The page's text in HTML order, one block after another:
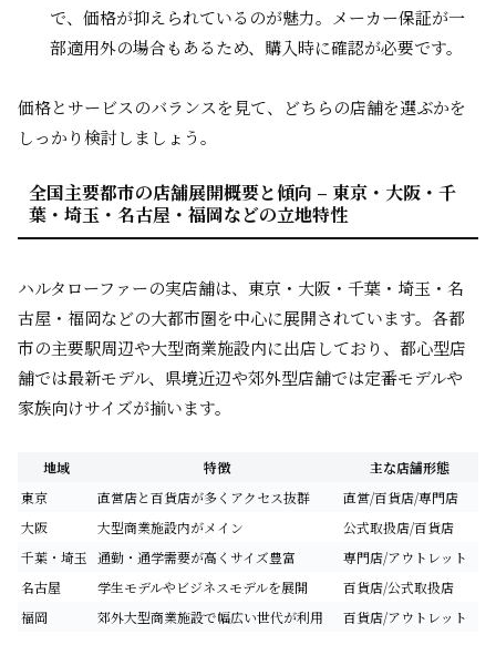
で、価格が抑えられているのが魅力。メーカー保証が一
部適用外の場合もあるため、購入時に確認が必要です。
価格とサービスのバランスを見て、どちらの店舗を選ぶかを
しっかり検討しましょう。
全国主要都市の店舗展開概要と傾向 – 東京・大阪・千
葉・埼玉・名古屋・福岡などの立地特性
ハルタローファーの実店舗は、東京・大阪・千葉・埼玉・名
古屋・福岡などの大都市圏を中心に展開されています。各都
市の主要駅周辺や大型商業施設内に出店しており、都心型店
舗では最新モデル、県境近辺や郊外型店舗では定番モデルや
家族向けサイズが揃います。
地域 特徴
主な店舗形態
東京
直営店と百貨店が多くアクセス抜群
直営/百貨店/専門店
大阪
大型商業施設内がメイン
公式取扱店/百貨店
千葉・埼玉 通勤・通学需要が高くサイズ豊富
専門店/アウトレット
名古屋
学生モデルやビジネスモデルを展開
百貨店/公式取扱店
福岡
郊外大型商業施設で幅広い世代が利用 百貨店/アウトレット